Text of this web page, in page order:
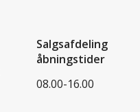
Salgsafdeling
åbningstider
08.00-16.00